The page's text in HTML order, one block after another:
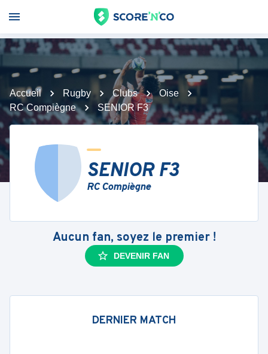
Accueil Rugby Clubs
Oise
RC Compiègne
SENIOR F3
SENIOR F3
RC Compiègne
Aucun fan, soyez le premier !
DEVENIR FAN
DERNIER MATCH